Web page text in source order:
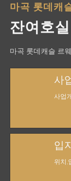
마곡 롯데캐
잔여호
마곡 롯데캐슬 르
사
사업
입
위치,